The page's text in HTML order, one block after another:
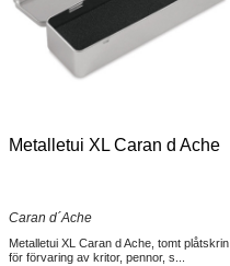
Metalletui XL Caran d Ache
Caran d´Ache
Metalletui XL Caran d Ache, tomt plåtskrin
för förvaring av kritor, pennor, s...